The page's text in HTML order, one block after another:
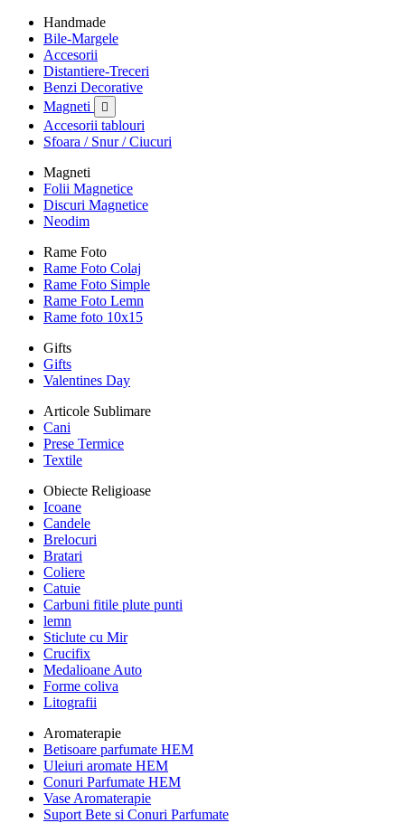
Handmade
Bile-Margele
Accesorii
Distantiere-Treceri
Benzi Decorative
Magneti

Accesorii tablouri
Sfoara / Snur / Ciucuri
Magneti
Folii Magnetice
Discuri Magnetice
Neodim
Rame Foto
Rame Foto Colaj
Rame Foto Simple
Rame Foto Lemn
Rame foto 10x15
Gifts
Gifts
Valentines Day
Articole Sublimare
Cani
Prese Termice
Textile
Obiecte Religioase
Icoane
Candele
Brelocuri
Bratari
Coliere
Catuie
Carbuni fitile plute punti
lemn
Sticlute cu Mir
Crucifix
Medalioane Auto
Forme coliva
Litografii
Aromaterapie
Betisoare parfumate HEM
Uleiuri aromate HEM
Conuri Parfumate HEM
Vase Aromaterapie
Suport Bete si Conuri Parfumate